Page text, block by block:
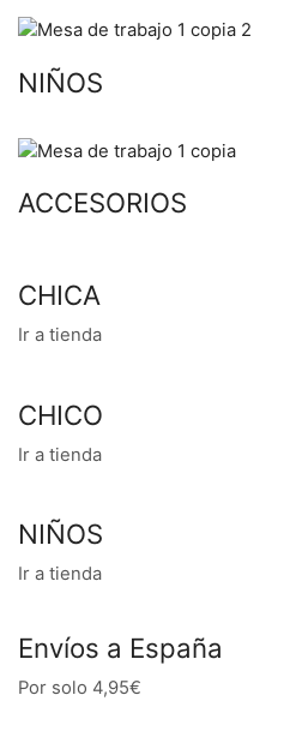
NIÑOS
ACCESORIOS
CHICA
Ir a tienda
CHICO
Ir a tienda
NIÑOS
Ir a tienda
Envíos a España
Por solo 4,95€